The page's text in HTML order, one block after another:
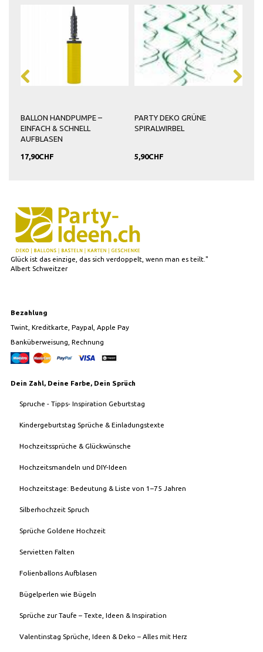
BALLON HANDPUMPE –
EINFACH & SCHNELL
AUFBLASEN
17,90CHF
PARTY DEKO GRÜNE
SPIRALWIRBEL
5,90CHF
Glück ist das einzige, das sich verdoppelt, wenn man es teilt."
Albert Schweitzer
Bezahlung
Twint, Kreditkarte, Paypal, Apple Pay
Banküberweisung, Rechnung
Dein Zahl, Deine Farbe, Dein Sprüch
Spruche - Tipps- Inspiration Geburtstag
Kindergeburtstag Sprüche & Einladungstexte
Hochzeitssprüche & Glückwünsche
Hochzeitsmandeln und DIY-Ideen
Hochzeitstage: Bedeutung & Liste von 1–75 Jahren
Silberhochzeit Spruch
Sprüche Goldene Hochzeit
Servietten Falten
Folienballons Aufblasen
Bügelperlen wie Bügeln
Sprüche zur Taufe – Texte, Ideen & Inspiration
Valentinstag Sprüche, Ideen & Deko – Alles mit Herz